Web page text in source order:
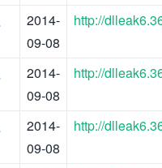
2014-
09-08
http://
2014-
09-08
http://
2014-
09-08
http://